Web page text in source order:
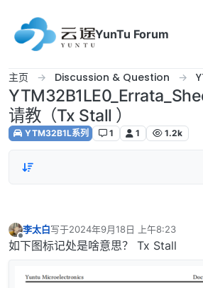
YunTu Forum
主页 Discussion & Question
请教（Tx Stall ）
YTM32B1L系列 1 1 1.2k
离线
李太白写于2024年9月18日 上午8:23
最后由 编辑
如下图标记处是啥意思？ Tx Stall